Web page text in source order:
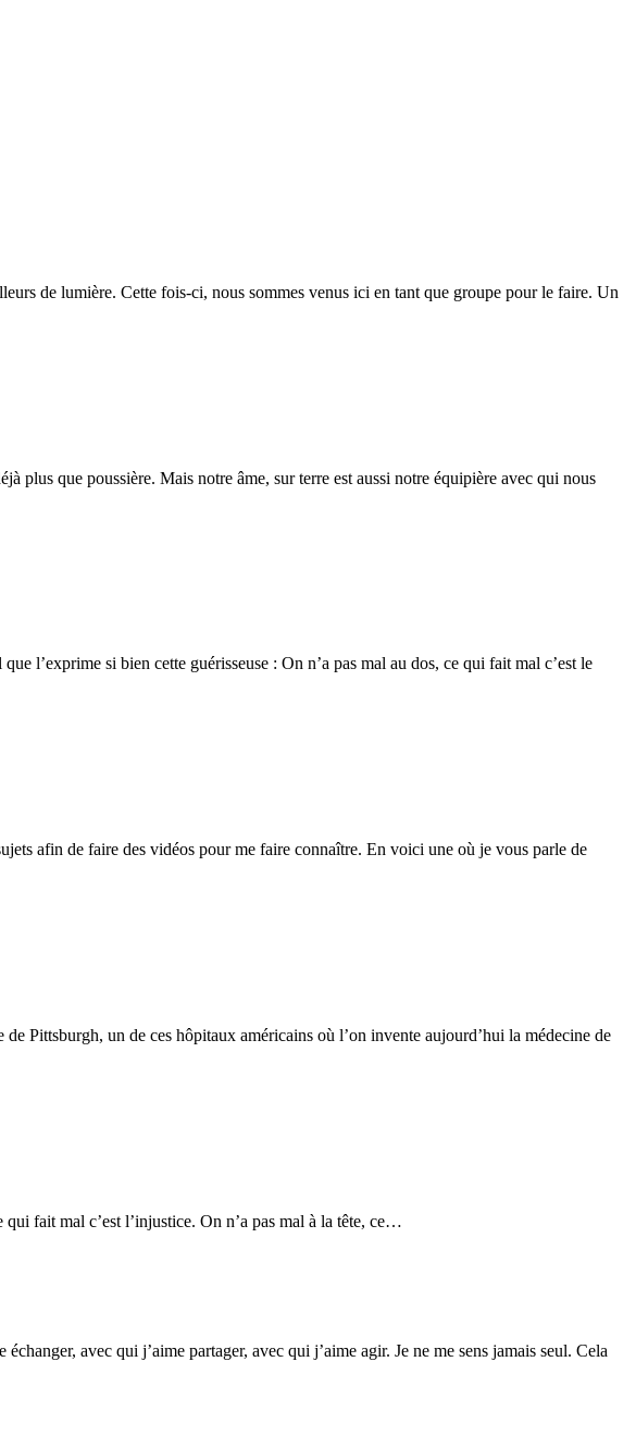
de lumière. Cette fois-ci, nous sommes venus ici en tant que groupe pour le faire. Un
plus que poussière. Mais notre âme, sur terre est aussi notre équipière avec qui nous
l’exprime si bien cette guérisseuse : On n’a pas mal au dos, ce qui fait mal c’est le
afin de faire des vidéos pour me faire connaître. En voici une où je vous parle de
Pittsburgh, un de ces hôpitaux américains où l’on invente aujourd’hui la médecine de
fait mal c’est l’injustice. On n’a pas mal à la tête, ce…
avec qui j’aime partager, avec qui j’aime agir. Je ne me sens jamais seul. Cela